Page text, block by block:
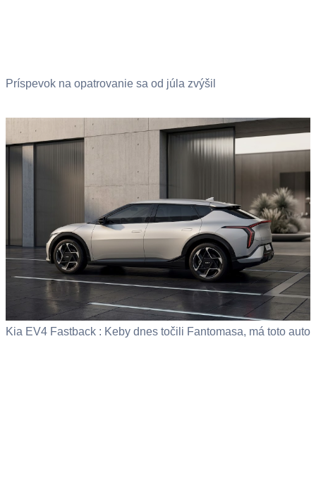
Príspevok na opatrovanie sa od júla zvýšil
Kia EV4 Fastback : Keby dnes točili Fantomasa, má toto auto